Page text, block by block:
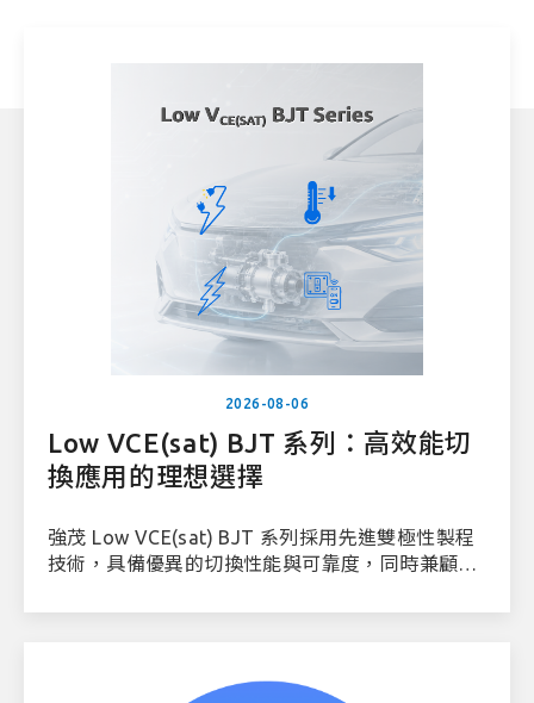
2026-08-06
Low VCE(sat) BJT 系列：高效能切
換應用的理想選擇
強茂 Low VCE(sat) BJT 系列採用先進雙極性製程
技術，具備優異的切換性能與可靠度，同時兼顧系